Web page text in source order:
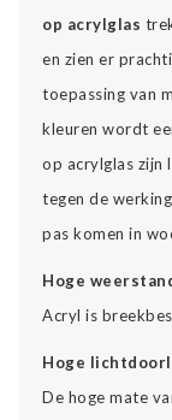
op acrylglas
en zien er
toepassing van
kleuren wordt
op acrylglas zijn
tegen de
pas komen in
Hoge
Acryl is
Hoge
De hoge mate